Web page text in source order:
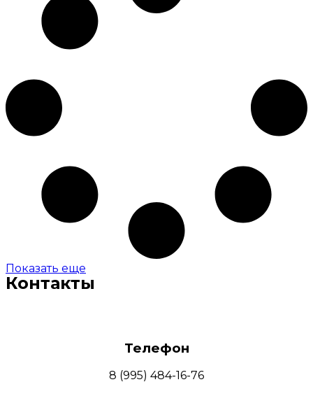
Показать еще
Контакты
Телефон
8 (995) 484-16-76